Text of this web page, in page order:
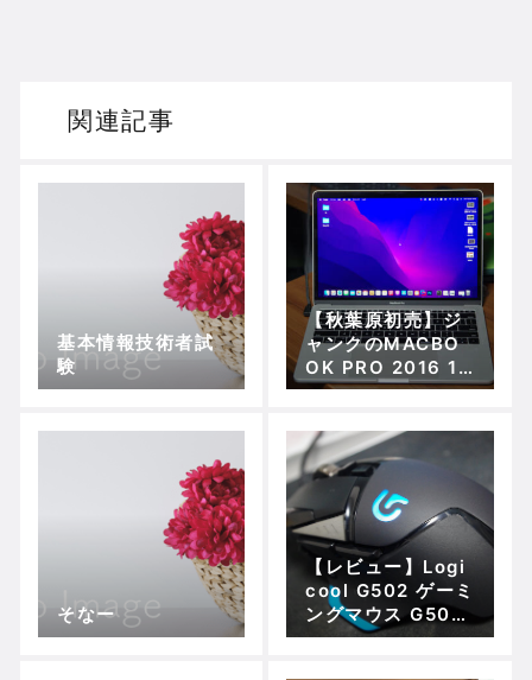
関連記事
基本情報技術者試
験
【秋葉原初売】ジ
ャンクのMACBO
OK PRO 2016 13
インチ買いました
そなー
【レビュー】Logi
cool G502 ゲーミ
ングマウス G500
から買い替え